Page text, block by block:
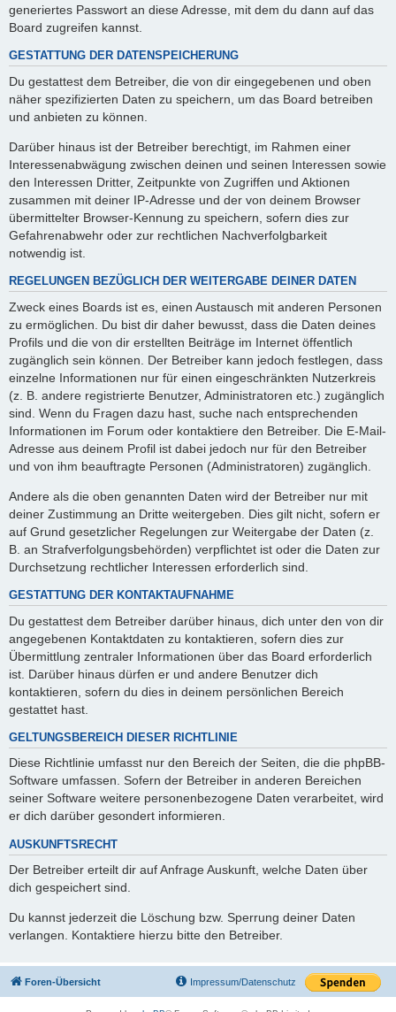
generiertes Passwort an diese Adresse, mit dem du dann auf das
Board zugreifen kannst.
GESTATTUNG DER DATENSPEICHERUNG
Du gestattest dem Betreiber, die von dir eingegebenen und oben
näher spezifizierten Daten zu speichern, um das Board betreiben
und anbieten zu können.
Darüber hinaus ist der Betreiber berechtigt, im Rahmen einer
Interessenabwägung zwischen deinen und seinen Interessen sowie
den Interessen Dritter, Zeitpunkte von Zugriffen und Aktionen
zusammen mit deiner IP-Adresse und der von deinem Browser
übermittelter Browser-Kennung zu speichern, sofern dies zur
Gefahrenabwehr oder zur rechtlichen Nachverfolgbarkeit
notwendig ist.
REGELUNGEN BEZÜGLICH DER WEITERGABE DEINER DATEN
Zweck eines Boards ist es, einen Austausch mit anderen Personen
zu ermöglichen. Du bist dir daher bewusst, dass die Daten deines
Profils und die von dir erstellten Beiträge im Internet öffentlich
zugänglich sein können. Der Betreiber kann jedoch festlegen, dass
einzelne Informationen nur für einen eingeschränkten Nutzerkreis
(z. B. andere registrierte Benutzer, Administratoren etc.) zugänglich
sind. Wenn du Fragen dazu hast, suche nach entsprechenden
Informationen im Forum oder kontaktiere den Betreiber. Die E-Mail-
Adresse aus deinem Profil ist dabei jedoch nur für den Betreiber
und von ihm beauftragte Personen (Administratoren) zugänglich.
Andere als die oben genannten Daten wird der Betreiber nur mit
deiner Zustimmung an Dritte weitergeben. Dies gilt nicht, sofern er
auf Grund gesetzlicher Regelungen zur Weitergabe der Daten (z.
B. an Strafverfolgungsbehörden) verpflichtet ist oder die Daten zur
Durchsetzung rechtlicher Interessen erforderlich sind.
GESTATTUNG DER KONTAKTAUFNAHME
Du gestattest dem Betreiber darüber hinaus, dich unter den von dir
angegebenen Kontaktdaten zu kontaktieren, sofern dies zur
Übermittlung zentraler Informationen über das Board erforderlich
ist. Darüber hinaus dürfen er und andere Benutzer dich
kontaktieren, sofern du dies in deinem persönlichen Bereich
gestattet hast.
GELTUNGSBEREICH DIESER RICHTLINIE
Diese Richtlinie umfasst nur den Bereich der Seiten, die die phpBB-
Software umfassen. Sofern der Betreiber in anderen Bereichen
seiner Software weitere personenbezogene Daten verarbeitet, wird
er dich darüber gesondert informieren.
AUSKUNFTSRECHT
Der Betreiber erteilt dir auf Anfrage Auskunft, welche Daten über
dich gespeichert sind.
Du kannst jederzeit die Löschung bzw. Sperrung deiner Daten
verlangen. Kontaktiere hierzu bitte den Betreiber.
Foren-Übersicht Impressum/Datenschutz